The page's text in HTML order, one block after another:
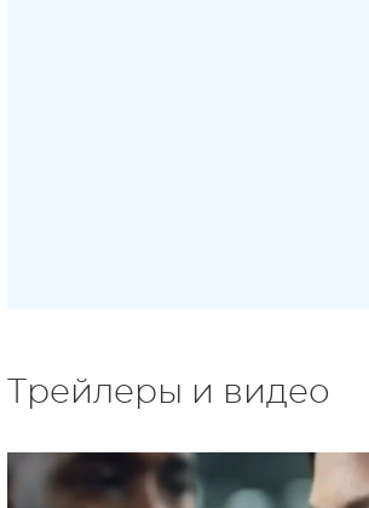
Трейлеры и видео